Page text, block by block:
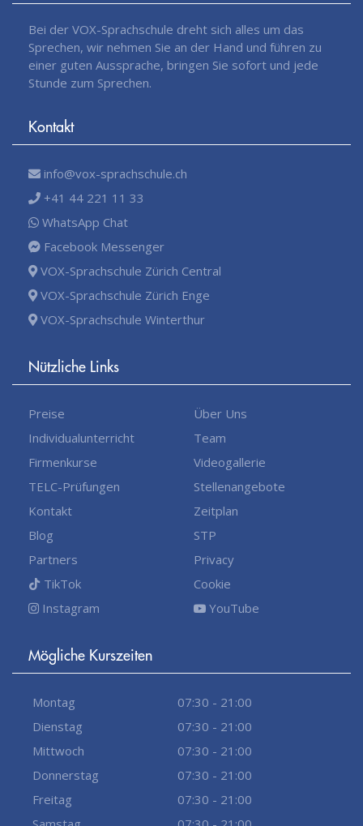
Bei der VOX-Sprachschule dreht sich alles um das
Sprechen, wir nehmen Sie an der Hand und führen zu
einer guten Aussprache, bringen Sie sofort und jede
Stunde zum Sprechen.
Kontakt
info@vox-sprachschule.ch
+41 44 221 11 33
WhatsApp Chat
Facebook Messenger
VOX-Sprachschule Zürich Central
VOX-Sprachschule Zürich Enge
VOX-Sprachschule Winterthur
Nützliche Links
Preise
Individualunterricht
Firmenkurse
TELC-Prüfungen
Kontakt
Blog
Partners
TikTok
Instagram
Über Uns
Team
Videogallerie
Stellenangebote
Zeitplan
STP
Privacy
Cookie
YouTube
Mögliche Kurszeiten
Montag
07:30 - 21:00
Dienstag
07:30 - 21:00
Mittwoch
07:30 - 21:00
Donnerstag
07:30 - 21:00
Freitag
07:30 - 21:00